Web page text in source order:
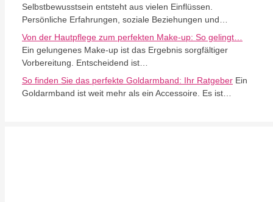
Selbstbewusstsein entsteht aus vielen Einflüssen.
Persönliche Erfahrungen, soziale Beziehungen und…
Von der Hautpflege zum perfekten Make-up: So gelingt…
Ein gelungenes Make-up ist das Ergebnis sorgfältiger
Vorbereitung. Entscheidend ist…
So finden Sie das perfekte Goldarmband: Ihr Ratgeber Ein
Goldarmband ist weit mehr als ein Accessoire. Es ist…